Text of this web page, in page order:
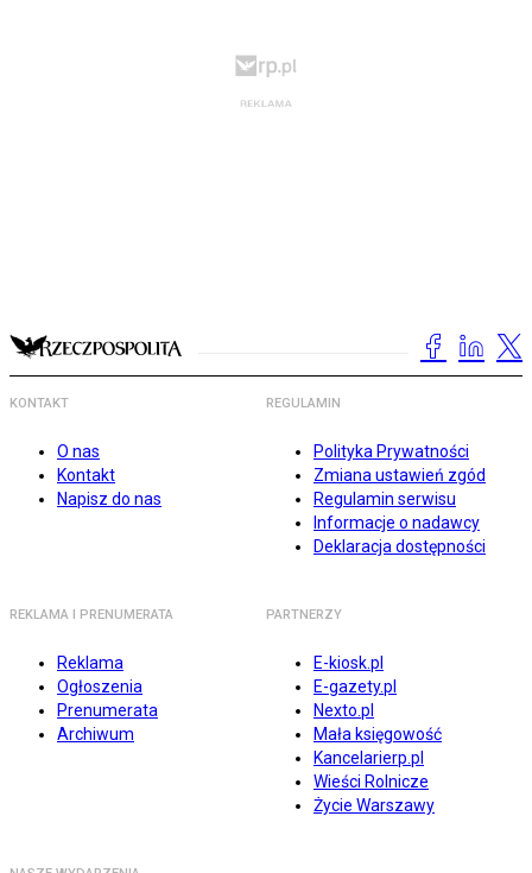
KONTAKT
O nas
Kontakt
Napisz do nas
REGULAMIN
Polityka Prywatności
Zmiana ustawień zgód
Regulamin serwisu
Informacje o nadawcy
Deklaracja dostępności
REKLAMA I PRENUMERATA
Reklama
Ogłoszenia
Prenumerata
Archiwum
PARTNERZY
E-kiosk.pl
E-gazety.pl
Nexto.pl
Mała księgowość
Kancelarierp.pl
Wieści Rolnicze
Życie Warszawy